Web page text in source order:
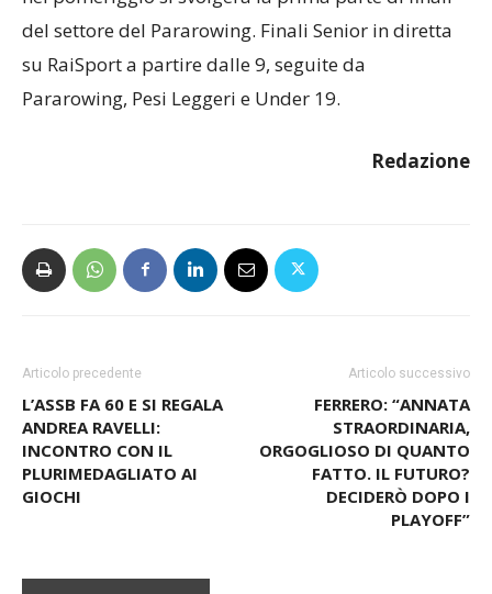
del settore del Pararowing. Finali Senior in diretta
su RaiSport a partire dalle 9, seguite da
Pararowing, Pesi Leggeri e Under 19.
Redazione
Articolo precedente
L’ASSB FA 60 E SI REGALA
ANDREA RAVELLI:
INCONTRO CON IL
PLURIMEDAGLIATO AI
GIOCHI
Articolo successivo
FERRERO: “ANNATA
STRAORDINARIA,
ORGOGLIOSO DI QUANTO
FATTO. IL FUTURO?
DECIDERÒ DOPO I
PLAYOFF”